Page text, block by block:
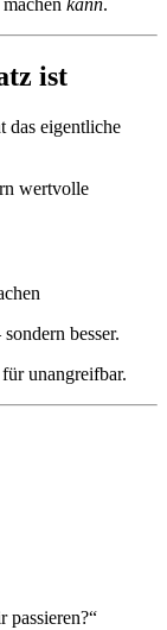
kann.
ist
das eigentliche
wertvolle
besser.
unangreifbar.
passieren?“